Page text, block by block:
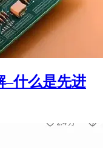
–什么是先进